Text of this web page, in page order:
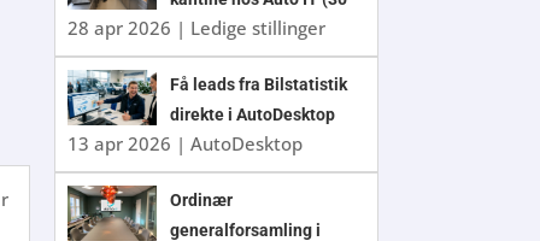
timer/uge)
28 apr 2026 | Ledige stillinger
Få leads fra Bilstatistik
direkte i AutoDesktop
13 apr 2026 | AutoDesktop
Ordinær
generalforsamling i